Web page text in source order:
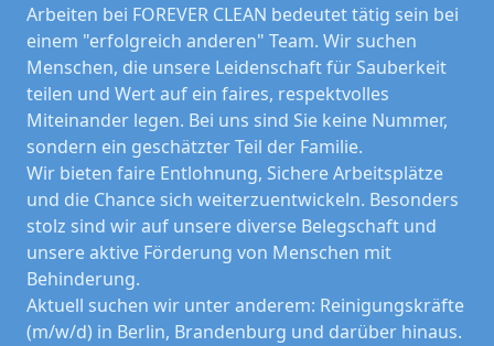
Arbeiten bei FOREVER CLEAN bedeutet tätig sein bei
einem "erfolgreich anderen" Team. Wir suchen
Menschen, die unsere Leidenschaft für Sauberkeit
teilen und Wert auf ein faires, respektvolles
Miteinander legen. Bei uns sind Sie keine Nummer,
sondern ein geschätzter Teil der Familie.
Wir bieten faire Entlohnung, Sichere Arbeitsplätze
und die Chance sich weiterzuentwickeln. Besonders
stolz sind wir auf unsere diverse Belegschaft und
unsere aktive Förderung von Menschen mit
Behinderung.
Aktuell suchen wir unter anderem: Reinigungskräfte
(m/w/d) in Berlin, Brandenburg und darüber hinaus.